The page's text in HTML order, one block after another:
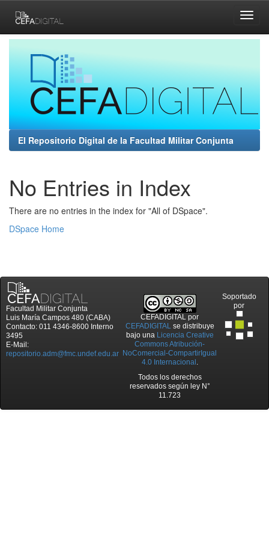
navigation
El Repositorio Digital de la Facultad Militar Conjunta
No Entries in Index
There are no entries in the index for "All of DSpace".
DSpace Home
Facultad Militar Conjunta
Luis María Campos 480 (CABA)
Contacto: 011 4346-8600 Interno
3495
E-Mail:
repositorio.adm@fmc.undef.edu.ar
CEFADIGITAL por
CEFADIGITALse distribuye
bajo una Licencia Creative
Commons Atribución-
NoComercial-CompartirIgual
4.0 Internacional .
Todos los derechos
reservados según ley N°
11.723
Soportado
por